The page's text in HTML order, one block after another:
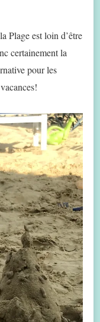
Plage est loin d’être
certainement la
pour les